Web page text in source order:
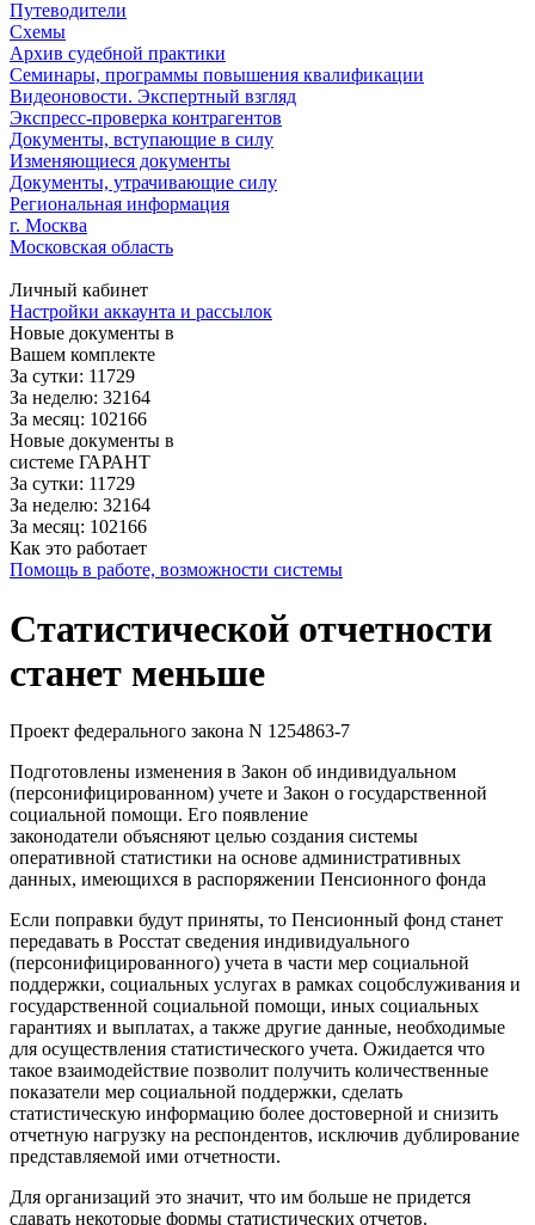
Путеводители
Схемы
Архив судебной практики
Семинары, программы повышения квалификации
Видеоновости. Экспертный взгляд
Экспресс-проверка контрагентов
Документы, вступающие в силу
Изменяющиеся документы
Документы, утрачивающие силу
Региональная информация
г. Москва
Московская область
Личный кабинет
Настройки аккаунта и рассылок
Новые документы в
Вашем комплекте
За сутки: 11729
За неделю: 32164
За месяц: 102166
Новые документы в
системе ГАРАНТ
За сутки: 11729
За неделю: 32164
За месяц: 102166
Как это работает
Помощь в работе, возможности системы
Статистической отчетности
станет меньше
Проект федерального закона N 1254863-7
Подготовлены изменения в Закон об индивидуальном
(персонифицированном) учете и Закон о государственной
социальной помощи. Его появление
законодатели объясняют целью создания системы
оперативной статистики на основе административных
данных, имеющихся в распоряжении Пенсионного фонда
Если поправки будут приняты, то Пенсионный фонд станет
передавать в Росстат сведения индивидуального
(персонифицированного) учета в части мер социальной
поддержки, социальных услугах в рамках соцобслуживания и
государственной социальной помощи, иных социальных
гарантиях и выплатах, а также другие данные, необходимые
для осуществления статистического учета. Ожидается что
такое взаимодействие позволит получить количественные
показатели мер социальной поддержки, сделать
статистическую информацию более достоверной и снизить
отчетную нагрузку на респондентов, исключив дублирование
представляемой ими отчетности.
Для организаций это значит, что им больше не придется
сдавать некоторые формы статистических отчетов.